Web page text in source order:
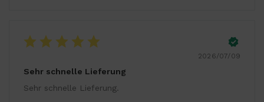
2026/07/09
Sehr schnelle Lieferung
Sehr schnelle Lieferung.